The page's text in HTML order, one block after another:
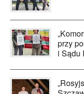
przy
i Sądu